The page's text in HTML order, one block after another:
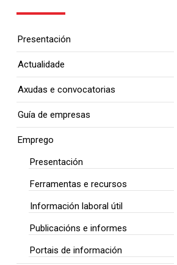
Presentación
Actualidade
Axudas e convocatorias
Guía de empresas
Emprego
Presentación
Ferramentas e recursos
Información laboral útil
Publicacións e informes
Portais de información